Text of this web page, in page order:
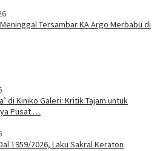
Tersambar KA Argo Merbabu di
di Kiniko Galeri: Kritik Tajam untuk
Pusat …
1959/2026, Laku Sakral Keraton